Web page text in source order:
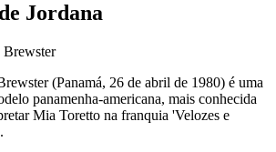
de Jordana
Brewster
(Panamá, 26 de abril de 1980) é uma
panamenha-americana, mais conhecida
Mia Toretto na franquia 'Velozes e